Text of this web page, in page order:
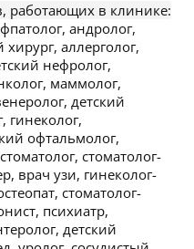
работающих в клинике:
андролог,
хирург, аллерголог,
нефролог,
маммолог,
детский
гинеколог,
офтальмолог,
стоматолог-
врач узи, гинеколог-
стоматолог-
психиатр,
детский